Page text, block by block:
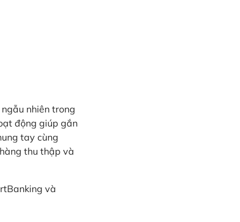
nhiên trong
động giúp gắn
tay cùng
thu thập và
và